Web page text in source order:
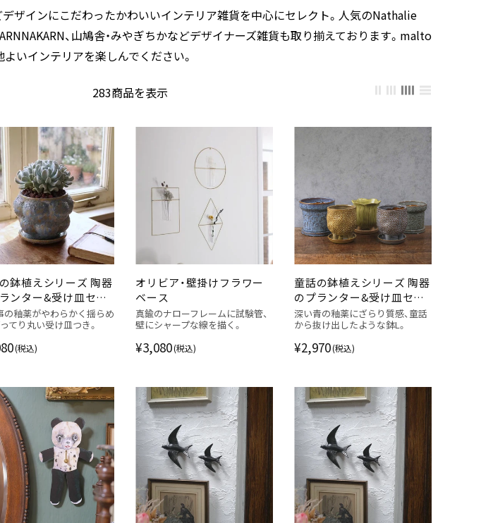
デザインにこだわったかわいいインテリア雑貨を中心にセレクト。人気のNathalie
、山鳩舎・みやぎちかなどデザイナーズ雑貨も取り揃えております。malto
いインテリアを楽しんでください。
283商品を表示
鉢植えシリーズ 陶器
ンター&受け皿セッ
ポコの青い花
の釉薬がやわらかく揺らめ
ってり丸い受け皿つき。
(税込)
オリビア・壁掛けフラワー
ベース
真鍮のナローフレームに試験管、
壁にシャープな線を描く。
¥3,080(税込)
童話の鉢植えシリーズ 陶器
のプランター&受け皿セッ
ト 青L
深い青の釉薬にざらり質感、童話
から抜け出したような鉢L。
¥2,970(税込)